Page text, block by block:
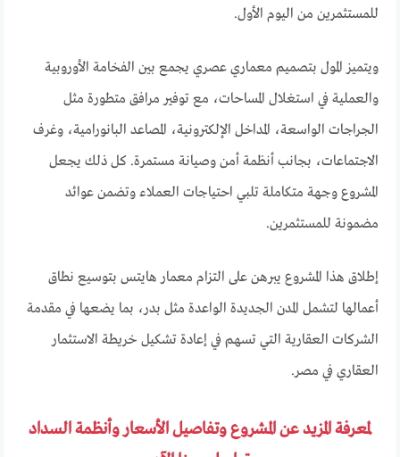
للمستثمرين من اليوم الأول.
ويتميز المول بتصميم معماري عصري يجمع بين الفخامة الأوروبية
والعملية في استغلال المساحات، مع توفير مرافق متطورة مثل
الجراجات الواسعة، المداخل الإلكترونية، المصاعد البانورامية، وغرف
الاجتماعات، بجانب أنظمة أمن وصيانة مستمرة. كل ذلك يجعل
المشروع وجهة متكاملة تلبي احتياجات العملاء وتضمن عوائد
مضمونة للمستثمرين.
إطلاق هذا المشروع يبرهن على التزام معمار هايتس بتوسيع نطاق
أعمالها لتشمل المدن الجديدة الواعدة مثل بدر، بما يضعها في مقدمة
الشركات العقارية التي تسهم في إعادة تشكيل خريطة الاستثمار
العقاري في مصر.
لمعرفة المزيد عن المشروع وتفاصيل الأسعار وأنظمة السداد